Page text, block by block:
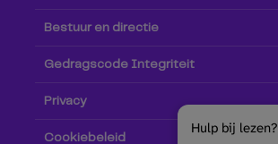
Bestuur en directie
Gedragscode Integriteit
Privacy
Cookiebeleid
Hulp bij lezen?